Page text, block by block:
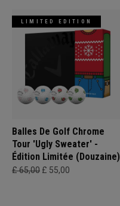
LIMITED EDITION
Balles De Golf Chrome
Tour 'Ugly Sweater' -
Édition Limitée (Douzaine)
£ 65,00 £ 55,00